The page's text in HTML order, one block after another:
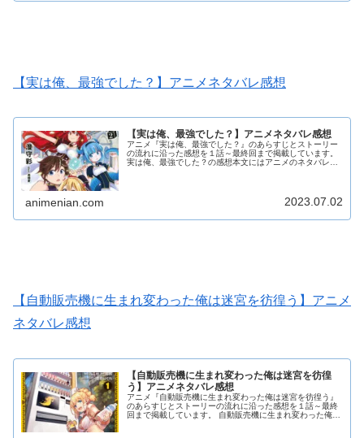
【実は俺、最強でした？】アニメネタバレ感想
【実は俺、最強でした？】アニメネタバレ感想
アニメ『実は俺、最強でした？』のあらすじとストーリー
の流れに沿った感想を１話～最終回まで掲載しています。
実は俺、最強でした？の感想本文にはアニメのネタバレが
animenian.com 2023.07.02
【自動販売機に生まれ変わった俺は迷宮を彷徨う】アニメ
ネタバレ感想
【自動販売機に生まれ変わった俺は迷宮を彷徨
う】アニメネタバレ感想
アニメ『自動販売機に生まれ変わった俺は迷宮を彷徨う』
のあらすじとストーリーの流れに沿った感想を１話～最終
回まで掲載しています。 自動販売機に生まれ変わった俺は